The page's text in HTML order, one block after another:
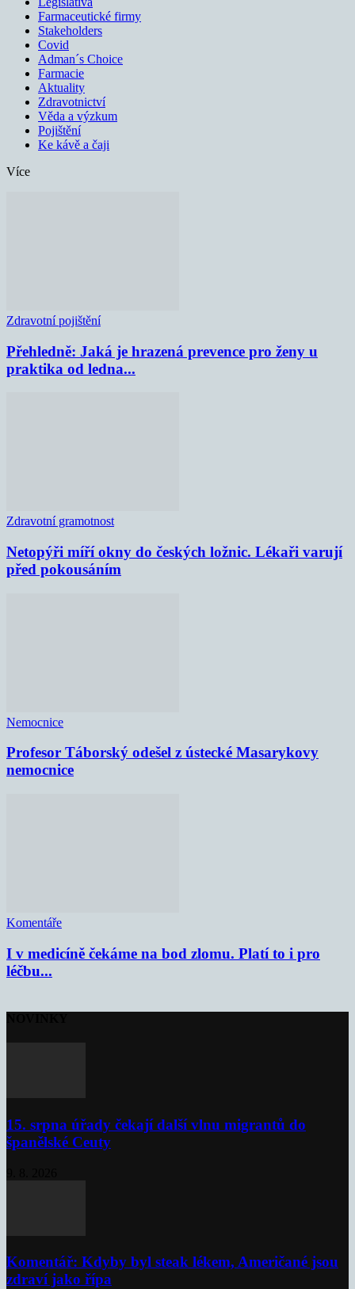
Farmaceutické firmy
Stakeholders
Covid
Adman´s Choice
Farmacie
Aktuality
Zdravotnictví
Věda a výzkum
Pojištění
Ke kávě a čaji
Více
Zdravotní pojištění
Přehledně: Jaká je hrazená prevence pro ženy u
praktika od ledna...
Zdravotní gramotnost
Netopýři míří okny do českých ložnic. Lékaři varují
před pokousáním
Nemocnice
Profesor Táborský odešel z ústecké Masarykovy
nemocnice
Komentáře
I v medicíně čekáme na bod zlomu. Platí to i pro
léčbu...
15. srpna úřady čekají další vlnu migrantů do
španělské Ceuty
Komentář: Kdyby byl steak lékem, Američané jsou
zdraví jako řípa